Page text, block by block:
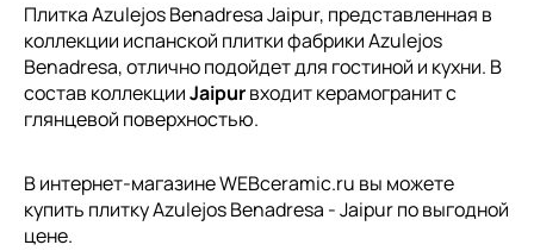
Плитка Azulejos Benadresa Jaipur, представленная в
коллекции испанской плиткифабрики Azulejos
Benadresa, отлично подойдет для гостиной и кухни. В
состав коллекцииJaipurвходит керамогранит с
глянцевой поверхностью.
В интернет-магазине WEBceramic.ru вы можете
купить плитку Azulejos Benadresa - Jaipur по выгодной
цене.